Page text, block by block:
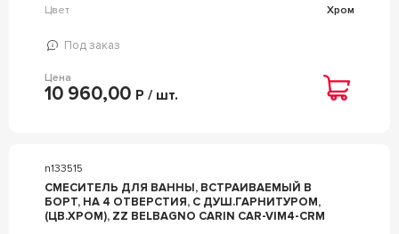
Цвет
Хром
Под заказ
Цена
10 960,00 Р / шт.
n133515
СМЕСИТЕЛЬ ДЛЯ ВАННЫ, ВСТРАИВАЕМЫЙ В
БОРТ, НА 4 ОТВЕРСТИЯ, С ДУШ.ГАРНИТУРОМ,
(ЦВ.ХРОМ), ZZ BELBAGNO CARIN CAR-VIM4-CRM